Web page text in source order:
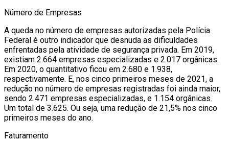
Número de Empresas
A queda no número de empresas autorizadas pela Polícia
Federal é outro indicador que desnuda as dificuldades
enfrentadas pela atividade de segurança privada. Em 2019,
existiam 2.664 empresas especializadas e 2.017 orgânicas.
Em 2020, o quantitativo ficou em 2.680 e 1.938,
respectivamente. E, nos cinco primeiros meses de 2021, a
redução no número de empresas registradas foi ainda maior,
sendo 2.471 empresas especializadas, e 1.154 orgânicas.
Um total de 3.625. Ou seja, uma redução de 21,5% nos cinco
primeiros meses do ano.
Faturamento